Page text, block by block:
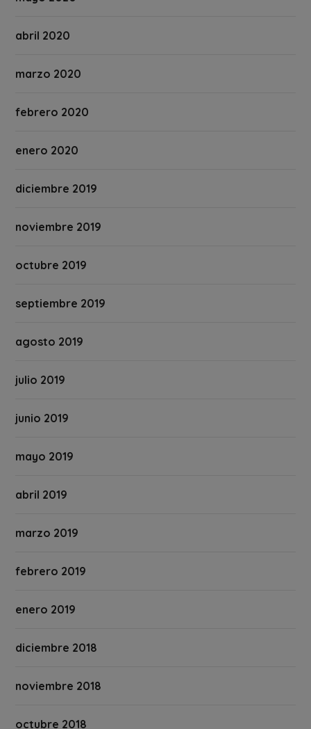
abril 2020
marzo 2020
febrero 2020
enero 2020
diciembre 2019
noviembre 2019
octubre 2019
septiembre 2019
agosto 2019
julio 2019
junio 2019
mayo 2019
abril 2019
marzo 2019
febrero 2019
enero 2019
diciembre 2018
noviembre 2018
octubre 2018